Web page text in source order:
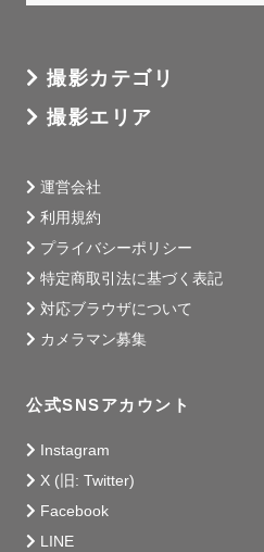
※悪天候等、不測の事態により
🗾撮影エリア🗾
＜静岡県＞
伊東市　鹿島神社様
    下田市  伊古奈比咩命神社(白浜神社)様
駿東郡小山町　須走浅間神社様
御殿場市　新橋浅間神社様
撮影カテゴリ
撮影エリア
運営会社
利用規約
プライバシーポリシー
特定商取引法に基づく表記
対応ブラウザについて
カメラマン募集
公式SNSアカウント
Instagram
X (旧: Twitter)
Facebook
LINE